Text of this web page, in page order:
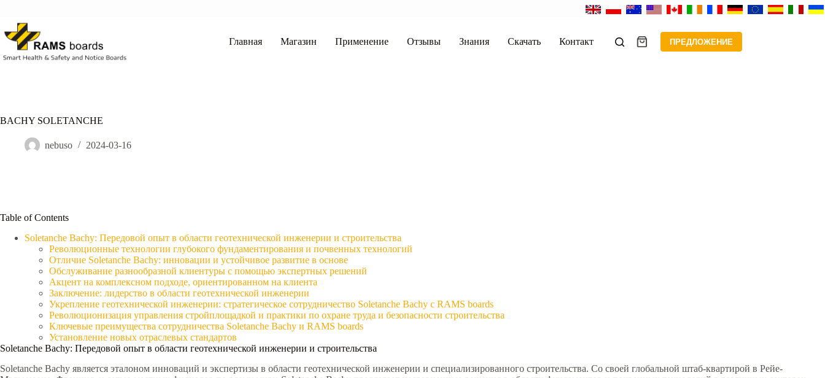
сути
Главная
Магазин Применение Отзывы Знания Скачать Контакт КорзинаПРЕДЛОЖЕНИЕ
BACHY SOLETANCHE
nebuso 2024-03-16
Table of Contents
Soletanche Bachy: Передовой опыт в области геотехнической инженерии и строительства
Революционные технологии глубокого фундаментирования и почвенных технологий
Отличие Soletanche Bachy: инновации и устойчивое развитие в основе
Обслуживание разнообразной клиентуры с помощью экспертных решений
Акцент на комплексном подходе, ориентированном на клиента
Заключение: лидерство в области геотехнической инженерии
Укрепление геотехнической инженерии: стратегическое сотрудничество Soletanche Bachy с RAMS boards
Революционизация управления стройплощадкой и практики по охране труда и безопасности строительства
Ключевые преимущества сотрудничества Soletanche Bachy и RAMS boards
Установление новых отраслевых стандартов
Soletanche Bachy: Передовой опыт в области геотехнической инженерии и строительства
Soletanche Bachy является эталоном инноваций и экспертизы в области геотехнической инженерии и специализированного строительства. Со своей глобальной штаб-квартирой в Рейе-